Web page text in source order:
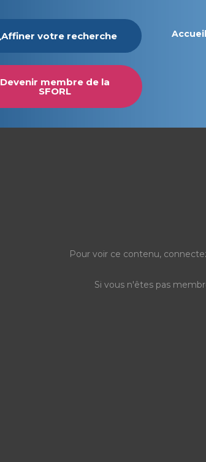
Affiner votre recherche
Devenir membre de la
SFORL
Accueil
Pour voir ce contenu,
Si vous n'êtes pas